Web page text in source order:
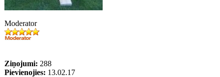
Moderator
Ziņojumi: 288
Pievienojies: 13.02.17